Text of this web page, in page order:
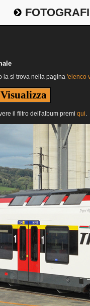
la si trova nella pagina 'elenco
il filtro dell'album premi qui.